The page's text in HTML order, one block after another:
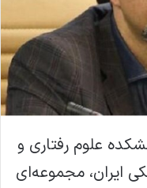
علوم رفتاری و
ایران، مجموعه‌ای